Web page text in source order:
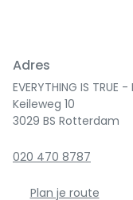
Adres
EVERYTHING IS TRUE
Keileweg 10
3029 BS Rotterdam
020 470 8787
Plan je route